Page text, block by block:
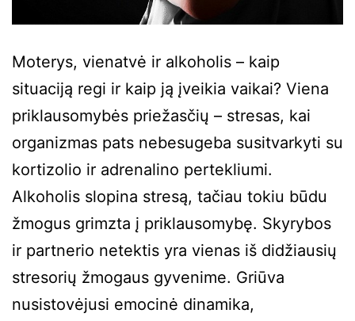
Moterys, vienatvė ir alkoholis – kaip
situaciją regi ir kaip ją įveikia vaikai? Viena
priklausomybės priežasčių – stresas, kai
organizmas pats nebesugeba susitvarkyti su
kortizolio ir adrenalino pertekliumi.
Alkoholis slopina stresą, tačiau tokiu būdu
žmogus grimzta į priklausomybę. Skyrybos
ir partnerio netektis yra vienas iš didžiausių
stresorių žmogaus gyvenime. Griūva
nusistovėjusi emocinė dinamika,